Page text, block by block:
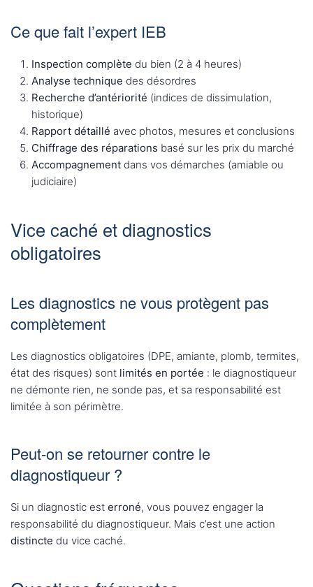
Ce que fait l’expert IEB
Inspection complète du bien (2 à 4 heures)
Analyse technique des désordres
Recherche d’antériorité (indices de dissimulation,
historique)
Rapport détaillé avec photos, mesures et conclusions
Chiffrage des réparations basé sur les prix du marché
Accompagnement dans vos démarches (amiable ou
judiciaire)
Vice caché et diagnostics
obligatoires
Les diagnostics ne vous protègent pas
complètement
Les diagnostics obligatoires (DPE, amiante, plomb, termites,
état des risques) sont limités en portée : le diagnostiqueur
ne démonte rien, ne sonde pas, et sa responsabilité est
limitée à son périmètre.
Peut-on se retourner contre le
diagnostiqueur ?
Si un diagnostic est erroné, vous pouvez engager la
responsabilité du diagnostiqueur. Mais c’est une action
distincte du vice caché.